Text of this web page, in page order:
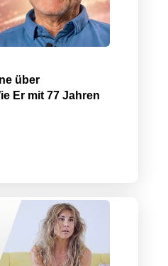
über
Er mit 77 Jahren